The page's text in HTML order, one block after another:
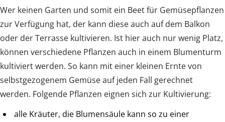
Wer keinen Garten und somit ein Beet für Gemüsepflanzen
zur Verfügung hat, der kann diese auch auf dem Balkon
oder der Terrasse kultivieren. Ist hier auch nur wenig Platz,
können verschiedene Pflanzen auch in einem Blumenturm
kultiviert werden. So kann mit einer kleinen Ernte von
selbstgezogenem Gemüse auf jeden Fall gerechnet
werden. Folgende Pflanzen eignen sich zur Kultivierung:
alle Kräuter, die Blumensäule kann so zu einer